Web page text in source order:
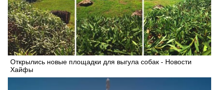
Открылись новые площадки для выгула собак - Новости
Хайфы